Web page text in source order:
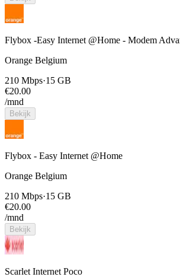
Flybox -Easy Internet @Home - Modem
Orange Belgium
210 Mbps·15 GB
€20.00
/mnd
Bekijk
Flybox - Easy Internet @Home
Orange Belgium
210 Mbps·15 GB
€20.00
/mnd
Bekijk
Scarlet Internet Poco